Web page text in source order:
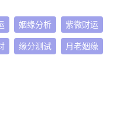
姻缘分析 紫微财运
缘分测试 月老姻缘